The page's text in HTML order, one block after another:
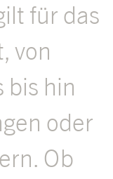
für das
von
bis hin
oder
Ob